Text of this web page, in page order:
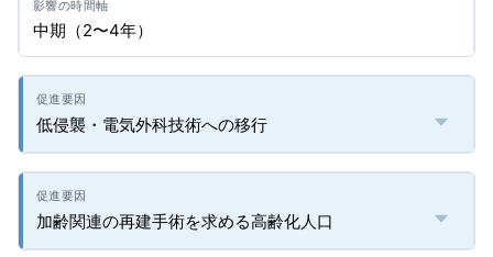
中期（2〜4年）
低侵襲・電気外科技術への移行
加齢関連の再建手術を求める高齢化人口